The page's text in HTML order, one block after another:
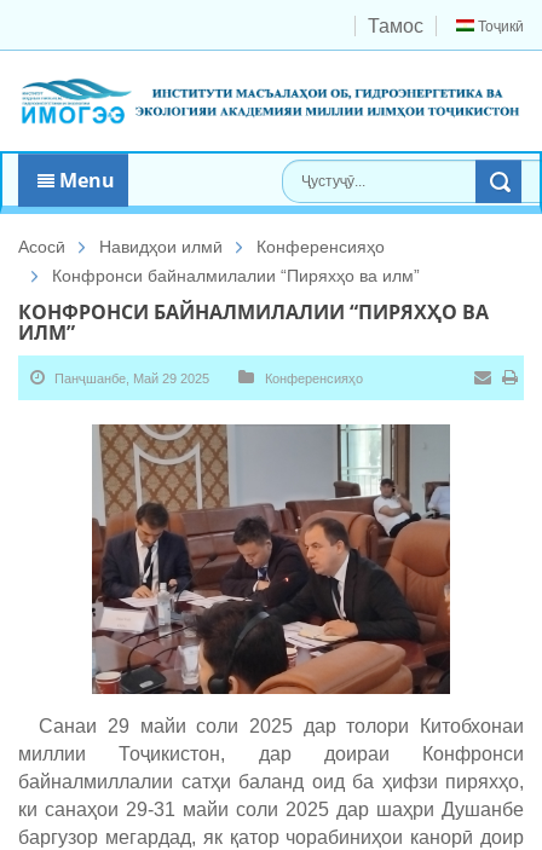
Тоҷикӣ
Тамос
Menu
Асосӣ Навидҳои илмӣ
Конференсияҳо
Конфронси байналмилалии “Пиряхҳо ва илм”
КОНФРОНСИ БАЙНАЛМИЛАЛИИ “ПИРЯХҲО ВА
ИЛМ”
Панҷшанбе, Май 29 2025 Конференсияҳо
Санаи 29 майи соли 2025 дар толори Китобхонаи
миллии Тоҷикистон, дар доираи Конфронси
байналмиллалии сатҳи баланд оид ба ҳифзи пиряхҳо,
ки санаҳои 29-31 майи соли 2025 дар шаҳри Душанбе
баргузор мегардад, як қатор чорабиниҳои канорӣ доир